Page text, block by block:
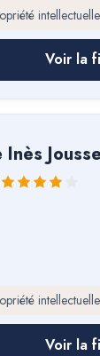
Voir la
Inès
Voir la